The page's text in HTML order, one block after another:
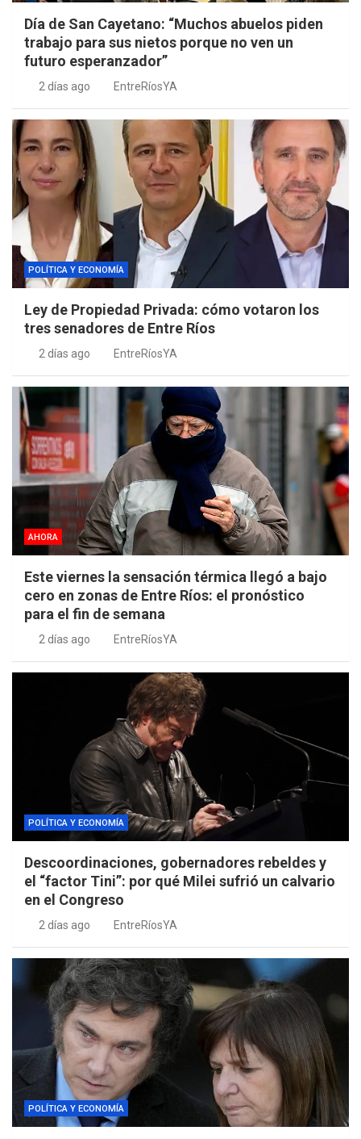
Día de San Cayetano: “Muchos abuelos piden
trabajo para sus nietos porque no ven un
futuro esperanzador”
2 días ago EntreRíosYA
POLÍTICA Y ECONOMÍA
Ley de Propiedad Privada: cómo votaron los
tres senadores de Entre Ríos
2 días ago EntreRíosYA
AHORA
Este viernes la sensación térmica llegó a bajo
cero en zonas de Entre Ríos: el pronóstico
para el fin de semana
2 días ago EntreRíosYA
POLÍTICA Y ECONOMÍA
Descoordinaciones, gobernadores rebeldes y
el “factor Tini”: por qué Milei sufrió un calvario
en el Congreso
2 días ago EntreRíosYA
POLÍTICA Y ECONOMÍA